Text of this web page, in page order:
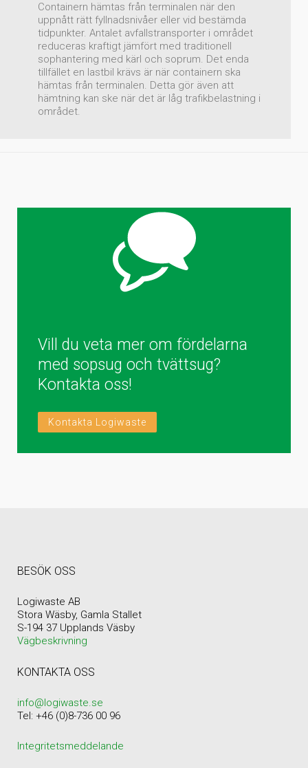
Containern hämtas från terminalen när den
uppnått rätt fyllnadsnivåer eller vid bestämda
tidpunkter. Antalet avfallstransporter i området
reduceras kraftigt jämfört med traditionell
sophantering med kärl och soprum. Det enda
tillfället en lastbil krävs är när containern ska
hämtas från terminalen. Detta gör även att
hämtning kan ske när det är låg trafikbelastning i
området.
Vill du veta mer om fördelarna
med sopsug och tvättsug?
Kontakta oss!
Kontakta Logiwaste
BESÖK OSS
Logiwaste AB
Stora Wäsby, Gamla Stallet
S-194 37 Upplands Väsby
Vägbeskrivning
KONTAKTA OSS
info@logiwaste.se
Tel: +46 (0)8-736 00 96
Integritetsmeddelande